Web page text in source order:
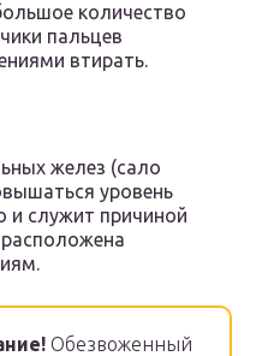
количество
пальцев
втирать.
желез (сало
уровень
и служит причиной
Обезвоженный